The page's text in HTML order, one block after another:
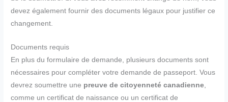
devez également fournir des documents légaux pour justifier ce
changement.
Documents requis
En plus du formulaire de demande, plusieurs documents sont
nécessaires pour compléter votre demande de passeport. Vous
devrez soumettre une preuve de citoyenneté canadienne
comme un certificat de naissance ou un certificat de